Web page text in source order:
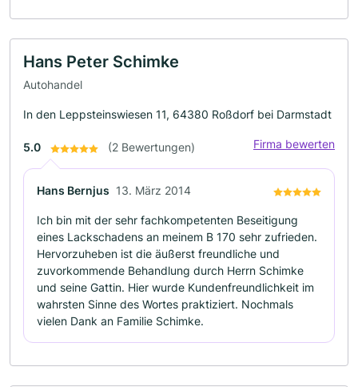
Hans Peter Schimke
Autohandel
In den Leppsteinswiesen 11, 64380 Roßdorf bei Darmstadt
5.0 (2 Bewertungen) Firma bewerten
Hans Bernjus 13. März 2014
Ich bin mit der sehr fachkompetenten Beseitigung
eines Lackschadens an meinem B 170 sehr zufrieden.
Hervorzuheben ist die äußerst freundliche und
zuvorkommende Behandlung durch Herrn Schimke
und seine Gattin. Hier wurde Kundenfreundlichkeit im
wahrsten Sinne des Wortes praktiziert. Nochmals
vielen Dank an Familie Schimke.